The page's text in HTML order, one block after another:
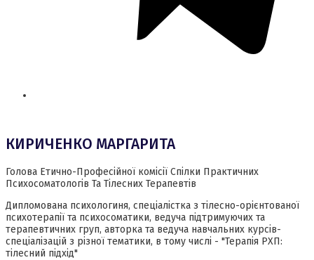
КИРИЧЕНКО МАРГАРИТА
Голова Етично-Професійної комісії Спілки Практичних
Психосоматологів Та Тілесних Терапевтів
Дипломована психологиня, спеціалістка з тілесно-орієнтованої
психотерапії та психосоматики, ведуча підтримуючих та
терапевтичних груп, авторка та ведуча навчальних курсів-
спеціалізацій з різної тематики, в тому числі - "Терапія РХП:
тілесний підхід"